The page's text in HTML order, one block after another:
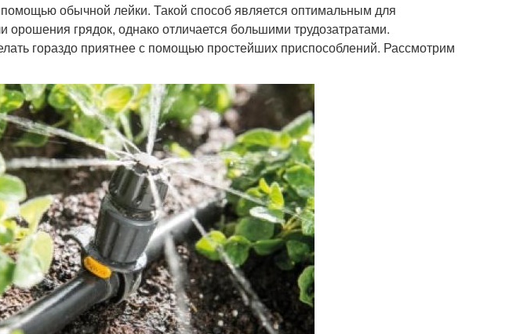
обычной лейки. Такой способ является оптимальным для
грядок, однако отличается большими трудозатратами.
гораздо приятнее с помощью простейших приспособлений. Рассмотрим